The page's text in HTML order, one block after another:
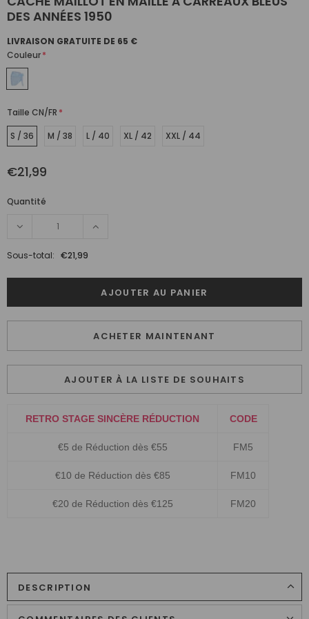
DES ANNÉES 1950
LIVRAISON GRATUITE DE 65 €
Couleur*
Taille CN/FR *
S / 36
M / 38 L / 40 XL / 42 XXL / 44
€21,99
Quantité
Sous-total: €21,99
ACHETER MAINTENANT
AJOUTER À LA LISTE DE SOUHAITS
RETRO STAGE SINCÈRE RÉDUCTION CODE
€5 de Réduction dès €55 FM5
€10 de Réduction dès €85 FM10
€20 de Réduction dès €125 FM20
DESCRIPTION